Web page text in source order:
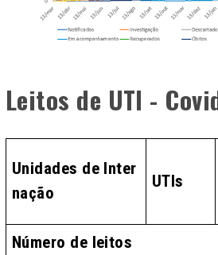
Leitos de UTI -
Unidades de Inter
nação
UTIs
Número de leitos